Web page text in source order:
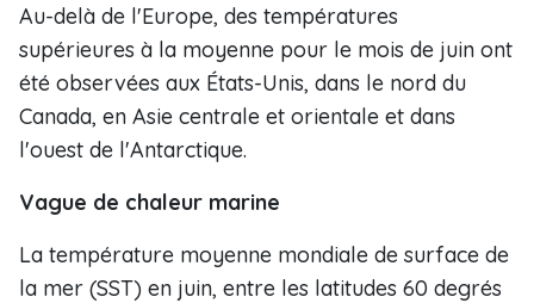
Au-delà de l'Europe, des températures
supérieures à la moyenne pour le mois de juin ont
été observées aux États-Unis, dans le nord du
Canada, en Asie centrale et orientale et dans
l'ouest de l'Antarctique.
Vague de chaleur marine
La température moyenne mondiale de surface de
la mer (SST) en juin, entre les latitudes 60 degrés